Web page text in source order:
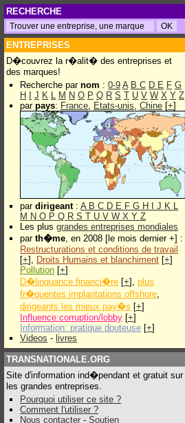
RECHERCHE
ENTREPRISES
D�couvrez la r�alit� des entreprises et
des marques!
Recherche par nom : 0-9 A B C D E F G
H
J K L M N O P Q R S T U V W X Y Z
par pays: France, Etats-unis, Chine [+]
par dirigeant: A B C D E F G H J K L
M N O P Q R S T U V W X Y Z
Les plus grandes entreprises mondiales
par th�me, en 2008 [le mois dernier +] :
Restructurations et conditions de travail
[+], Droits Humains et blanchiment [+]
Pollution [+]
D�linquance financi�re [+], plus
fr�quentes implantations offshore,
dirigeants les mieux pay�s [+]
Influence:corruption/lobby [+]
Information: pratique douteuse [+]
Videos - livres
TRANSNATIONALE.ORG
Site d'information ind�pendant et gratuit sur
les grandes entreprises.
Pourquoi utiliser ce site ?
Comment l'utiliser ?
Nous contacter - Soutien